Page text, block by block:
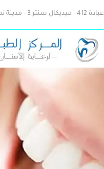
عيادة 412 - ميديكال سنتر 3 - مدينة نصر